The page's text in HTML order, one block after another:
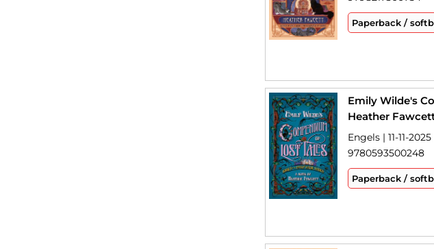
Paperback /
Emily Wilde's
Heather
Engels | 11-11-
9780593500248
Paperback /